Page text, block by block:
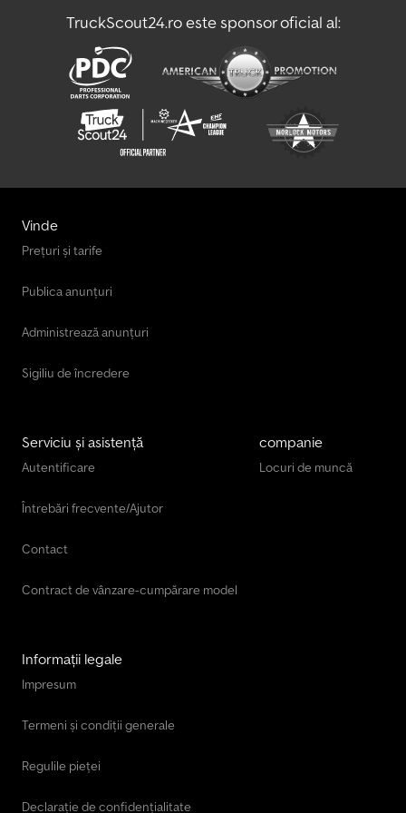
Fără prelată rulabilă * Remorca este aptă de rulare Vehicul
german!! Acte germane!! Remorca este aptă de rulare!! Notă
privind posibile erori în anunț: În ciuda redactării cu atenție a
anunțului, pot apărea uneori erori de text sau de date. Nu ne
asumăm nicio responsabilitate pentru greșeli, modificări sau
vânzări intermediare. Toate informațiile sunt fără garanție. Vă
rugăm să ne contactați pentru verificarea detaliilor sau pentru
TruckScout24.ro este sponsor oficial al:
Vinde
Prețuri și tarife
Publica anunțuri
Administrează anunțuri
Sigiliu de încredere
Serviciu și asistență
Autentificare
Întrebări frecvente/Ajutor
Contact
Contract de vânzare-cumpărare model
companie
Locuri de muncă
Informații legale
Impresum
Termeni și condiții generale
Regulile pieței
Declarație de confidențialitate